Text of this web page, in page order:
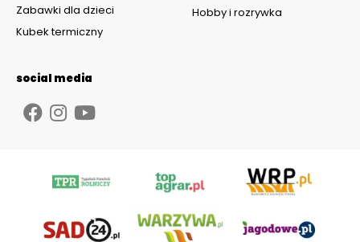
Hobby i rozrywka
Zabawki dla dzieci
Kubek termiczny
social media